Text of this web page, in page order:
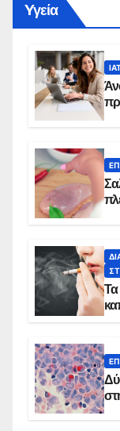
Yγεία
Τα